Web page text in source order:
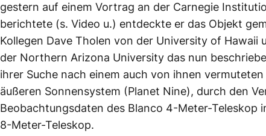
gestern auf einem Vortrag an der Carnegie
berichtete (s. Video u.) entdeckte er das Objekt
Kollegen Dave Tholen von der University of Hawaii
der Northern Arizona University das nun
ihrer Suche nach einem auch von ihnen
äußeren Sonnensystem (Planet Nine), durch den
Beobachtungsdaten des Blanco 4-Meter-Teleskop
8-Meter-Teleskop.